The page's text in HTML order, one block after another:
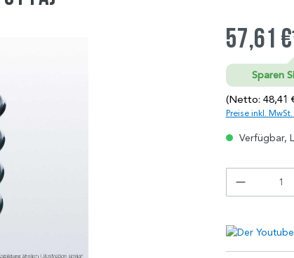
57,61
Sparen
(Netto: 48,41
Preise inkl.
Verfügbar,